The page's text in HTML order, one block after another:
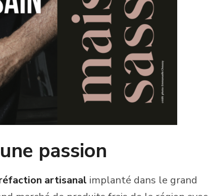
passion
artisanal implanté dans le grand